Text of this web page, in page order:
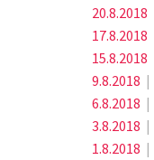
20.8.2018
17.8.2018
15.8.2018
9.8.2018 |
6.8.2018 |
3.8.2018 |
1.8.2018 |